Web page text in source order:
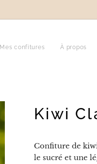
Mes confitures À propos
Kiwi
Confiture de
le sucré et une